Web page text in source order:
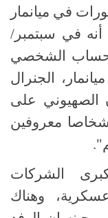
في ميانمار
في سبتمبر/
الحساب الشخصي
الجنرال
الصهيوني على
معروفين
الشركات
وهناك